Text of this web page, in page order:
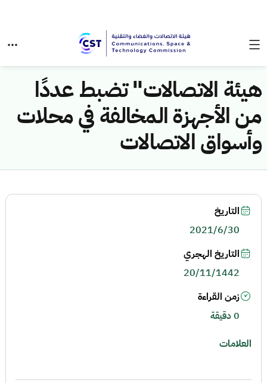
هيئة الاتصالات" تضبط عددًا
من الأجهزة المخالفة في محلات
وأسواق الاتصالات
التاريخ
2021/6/30
التاريخ الهجري
20/11/1442
زمن القراءة
0 دقيقة
العلامات